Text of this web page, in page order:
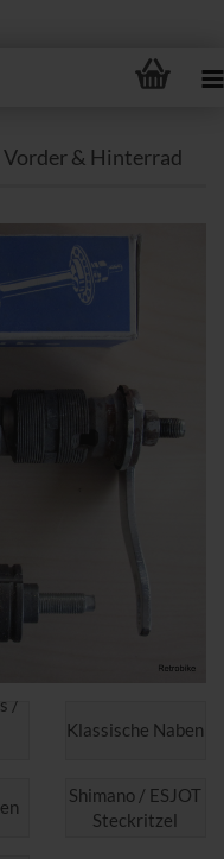
& Hinterrad
/
Klassische Naben
Shimano / ESJOT
Steckritzel